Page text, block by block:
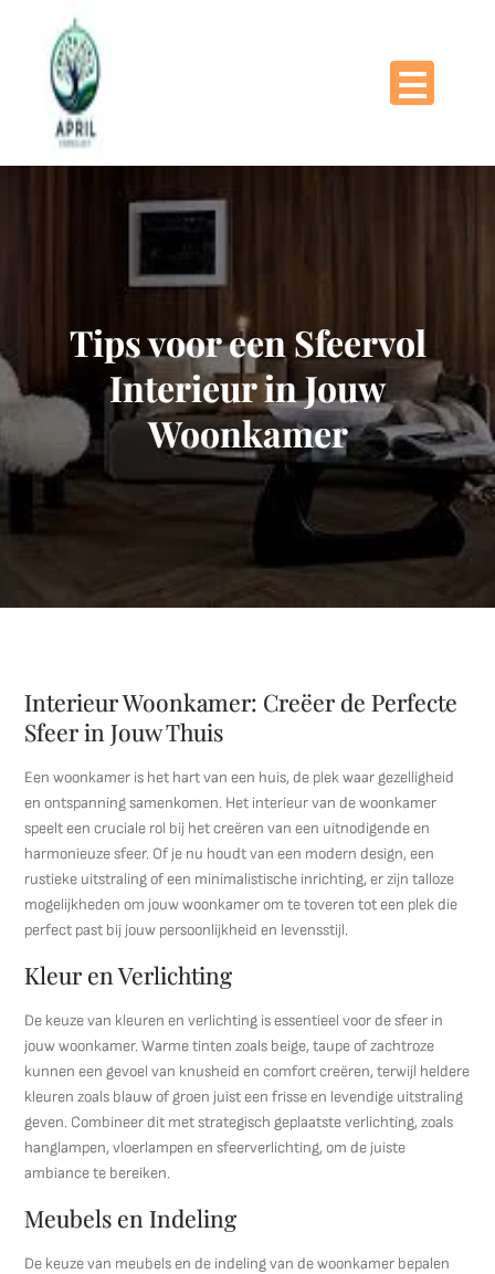
Tips voor een Sfeervol
Interieur in Jouw
Woonkamer
Interieur Woonkamer: Creëer de Perfecte
Sfeer in Jouw Thuis
Een woonkamer is het hart van een huis, de plek waar gezelligheid
en ontspanning samenkomen. Het interieur van de woonkamer
speelt een cruciale rol bij het creëren van een uitnodigende en
harmonieuze sfeer. Of je nu houdt van een modern design, een
rustieke uitstraling of een minimalistische inrichting, er zijn talloze
mogelijkheden om jouw woonkamer om te toveren tot een plek die
perfect past bij jouw persoonlijkheid en levensstijl.
Kleur en Verlichting
De keuze van kleuren en verlichting is essentieel voor de sfeer in
jouw woonkamer. Warme tinten zoals beige, taupe of zachtroze
kunnen een gevoel van knusheid en comfort creëren, terwijl heldere
kleuren zoals blauw of groen juist een frisse en levendige uitstraling
geven. Combineer dit met strategisch geplaatste verlichting, zoals
hanglampen, vloerlampen en sfeerverlichting, om de juiste
ambiance te bereiken.
Meubels en Indeling
De keuze van meubels en de indeling van de woonkamer bepalen